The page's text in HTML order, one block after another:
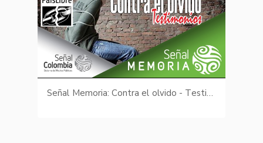
Señal Memoria: Contra el olvido - Testimonios